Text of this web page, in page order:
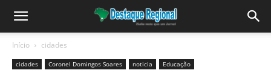
Início cidades
cidades Coronel Domingos Soares noticia Educação